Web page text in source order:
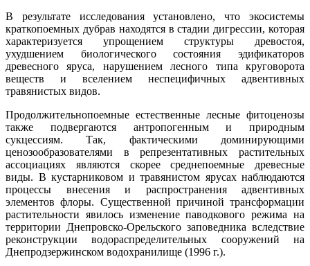
В результате исследования установлено, что экосистемы
краткопоемных дубрав находятся в стадии дигрессии, которая
характеризуется упрощением структуры древостоя,
ухудшением биологического состояния эдификаторов
древесного яруса, нарушением лесного типа круговорота
веществ и вселением неспецифичных адвентивных
травянистых видов.
Продолжительнопоемные естественные лесные фитоценозы
также подвергаются антропогенным и природным
сукцессиям. Так, фактическими доминирующими
ценозообразователями в репрезентативных растительных
ассоциациях являются скорее среднепоемные древесные
виды. В кустарниковом и травянистом ярусах наблюдаются
процессы внесения и распространения адвентивных
элементов флоры. Существенной причиной трансформации
растительности явилось изменение паводкового режима на
территории Днепровско-Орельского заповедника вследствие
реконструкции водораспределительных сооружений на
Днепродзержинском водохранилище (1996 г.).